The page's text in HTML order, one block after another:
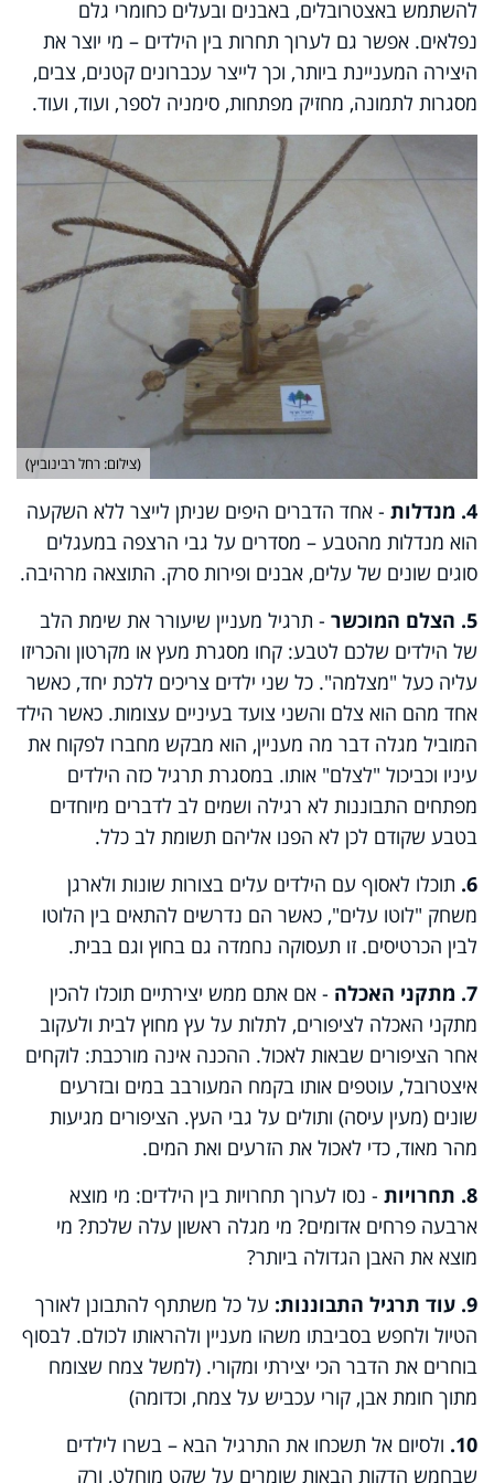
להשתמש באצטרובלים, באבנים ובעלים כחומרי גלם
נפלאים. אפשר גם לערוך תחרות בין הילדים – מי יוצר את
היצירה המעניינת ביותר, וכך לייצר עכברונים קטנים, צבים,
מסגרות לתמונה, מחזיק מפתחות, סימניה לספר, ועוד, ועוד.
(צילום: רחל רבינוביץ)
4. מנדלות
- אחד הדברים היפים שניתן לייצר ללא השקעה
הוא מנדלות מהטבע – מסדרים על גבי הרצפה במעגלים
סוגים שונים של עלים, אבנים ופירות סרק. התוצאה מרהיבה.
5. הצלם המוכשר
- תרגיל מעניין שיעורר את שימת הלב
של הילדים שלכם לטבע: קחו מסגרת מעץ או מקרטון והכריזו
עליה כעל "מצלמה". כל שני ילדים צריכים ללכת יחד, כאשר
אחד מהם הוא צלם והשני צועד בעיניים עצומות. כאשר הילד
המוביל מגלה דבר מה מעניין, הוא מבקש מחברו לפקוח את
עיניו וכביכול "לצלם" אותו. במסגרת תרגיל כזה הילדים
מפתחים התבוננות לא רגילה ושמים לב לדברים מיוחדים
בטבע שקודם לכן לא הפנו אליהם תשומת לב כלל.
6. תוכלו לאסוף עם הילדים עלים בצורות שונות ולארגן
משחק "לוטו עלים", כאשר הם נדרשים להתאים בין הלוטו
לבין הכרטיסים. זו תעסוקה נחמדה גם בחוץ וגם בבית.
7. מתקני האכלה
- אם אתם ממש יצירתיים תוכלו להכין
מתקני האכלה לציפורים, לתלות על עץ מחוץ לבית ולעקוב
אחר הציפורים שבאות לאכול. ההכנה אינה מורכבת: לוקחים
איצטרובל, עוטפים אותו בקמח המעורבב במים ובזרעים
שונים (מעין עיסה) ותולים על גבי העץ. הציפורים מגיעות
מהר מאוד, כדי לאכול את הזרעים ואת המים.
8. תחרויות
- נסו לערוך תחרויות בין הילדים: מי מוצא
ארבעה פרחים אדומים? מי מגלה ראשון עלה שלכת? מי
מוצא את האבן הגדולה ביותר?
9. עוד תרגיל התבוננות:
על כל משתתף להתבונן לאורך
הטיול ולחפש בסביבתו משהו מעניין ולהראותו לכולם. לבסוף
בוחרים את הדבר הכי יצירתי ומקורי. (למשל צמח שצומח
מתוך חומת אבן, קורי עכביש על צמח, וכדומה)
10. ולסיום אל תשכחו את התרגיל הבא – בשרו לילדים
שבחמש הדקות הבאות שומרים על שקט מוחלט, ורק